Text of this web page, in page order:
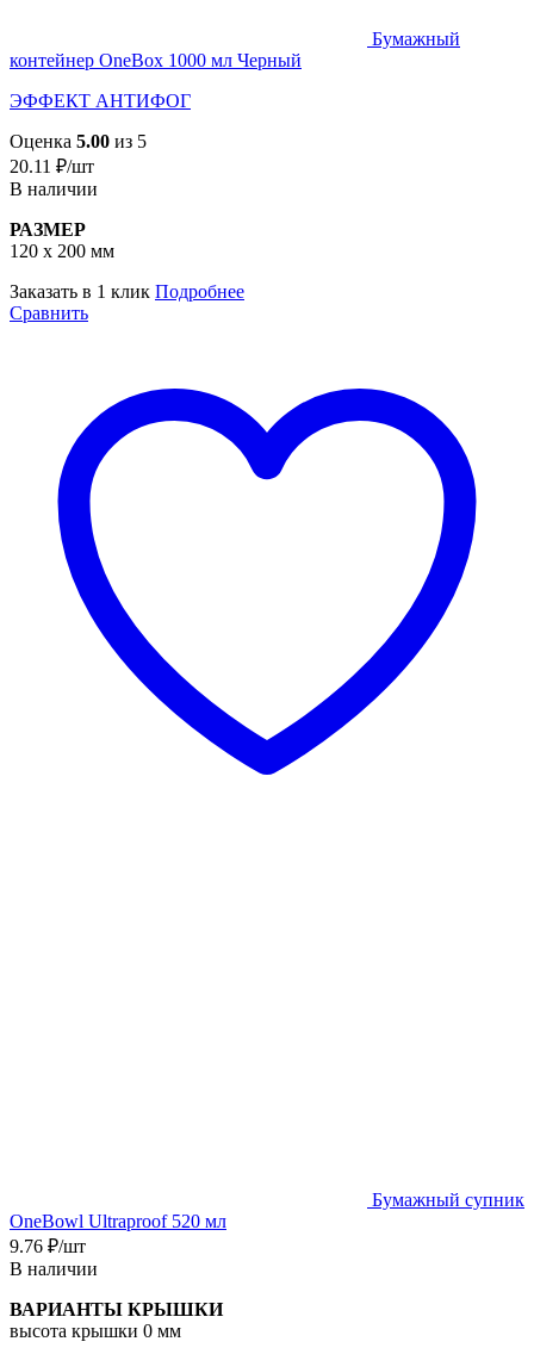
Бумажный
контейнер OneBox 1000 мл Черный
ЭФФЕКТ АНТИФОГ
Оценка 5.00 из 5
20.11 ₽/шт
В наличии
РАЗМЕР
120 х 200 мм
Заказать в 1 клик Подробнее
Сравнить
Бумажный супник
OneBowl Ultraproof 520 мл
9.76 ₽/шт
В наличии
ВАРИАНТЫ КРЫШКИ
высота крышки 0 мм